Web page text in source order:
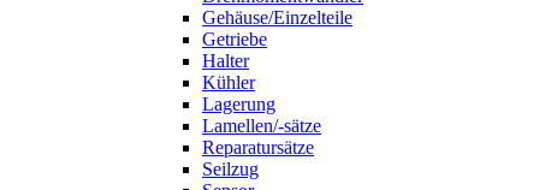
Gehäuse/Einzelteile
Getriebe
Halter
Kühler
Lagerung
Lamellen/-sätze
Reparatursätze
Seilzug